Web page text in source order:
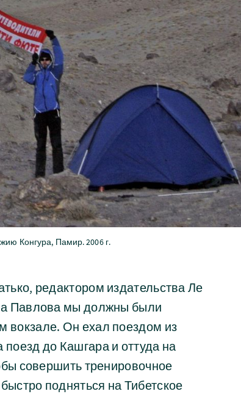
Конгура, Памир. 2006 г.
редактором издательства Ле
Павлова мы должны были
вокзале. Он ехал поездом из
до Кашгара и оттуда на
совершить тренировочное
подняться на Тибетское